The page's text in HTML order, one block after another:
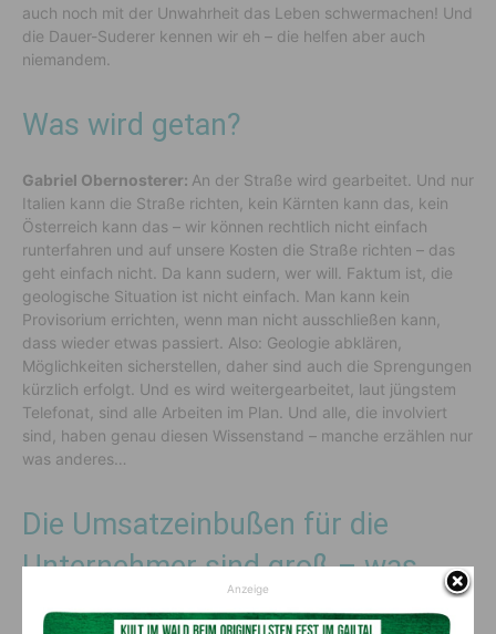
auch noch mit der Unwahrheit das Leben schwermachen! Und
die Dauer-Suderer kennen wir eh – die helfen aber auch
niemandem.
Was wird getan?
Gabriel Obernosterer: An der Straße wird gearbeitet. Und nur
Italien kann die Straße richten, kein Kärnten kann das, kein
Österreich kann das – wir können rechtlich nicht einfach
runterfahren und auf unsere Kosten die Straße richten – das
geht einfach nicht. Da kann sudern, wer will. Faktum ist, die
geologische Situation ist nicht einfach. Man kann kein
Provisorium errichten, wenn man nicht ausschließen kann,
dass wieder etwas passiert. Also: Geologie abklären,
Möglichkeiten sicherstellen, daher sind auch die Sprengungen
kürzlich erfolgt. Und es wird weitergearbeitet, laut jüngstem
Telefonat, sind alle Arbeiten im Plan. Und alle, die involviert
sind, haben genau diesen Wissenstand – manche erzählen nur
was anderes…
Die Umsatzeinbußen für die
Unternehmer sind groß – was
haben sie zu erwarten?
Anzeige